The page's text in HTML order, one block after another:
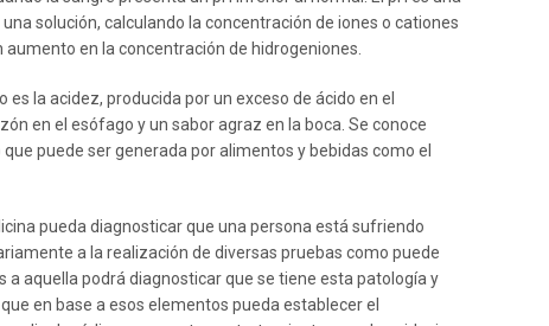
solución, calculando la concentración de iones o cationes
en la concentración de hidrogeniones.
la acidez, producida por un exceso de ácido en el
en el esófago y un sabor agraz en la boca. Se conoce
puede ser generada por alimentos y bebidas como el
pueda diagnosticar que una persona está sufriendo
a la realización de diversas pruebas como puede
a aquella podrá diagnosticar que se tiene esta patología y
en base a esos elementos pueda establecer el